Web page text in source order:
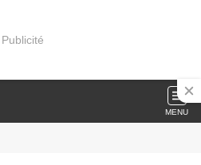
Publicité
MENU